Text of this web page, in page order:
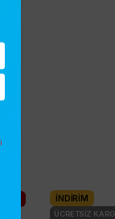
İNDIRIM
ÜCRETSIZ